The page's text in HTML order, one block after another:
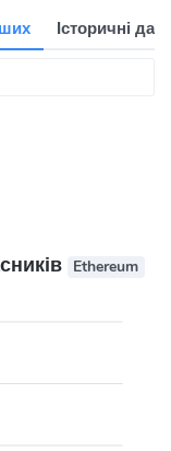
Історичні дані
Ethereum